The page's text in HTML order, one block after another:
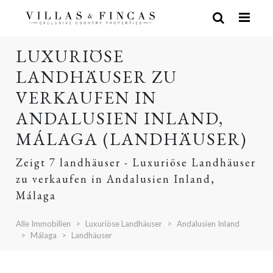
LUXURIÖSE
LANDHÄUSER ZU
VERKAUFEN IN
ANDALUSIEN INLAND,
MÁLAGA (LANDHÄUSER)
Zeigt 7 landhäuser - Luxuriöse Landhäuser
zu verkaufen in Andalusien Inland,
Málaga
Alle Immobilien Luxuriöse Landhäuser
Andalusien Inland
Málaga
Landhäuser